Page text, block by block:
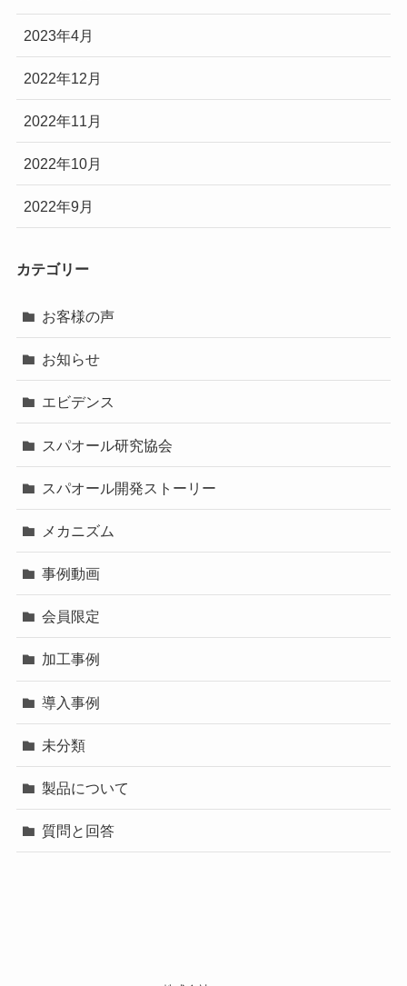
2023年4月
2022年12月
2022年11月
2022年10月
2022年9月
カテゴリー
お客様の声
お知らせ
エビデンス
スパオール研究協会
スパオール開発ストーリー
メカニズム
事例動画
会員限定
加工事例
導入事例
未分類
製品について
質問と回答